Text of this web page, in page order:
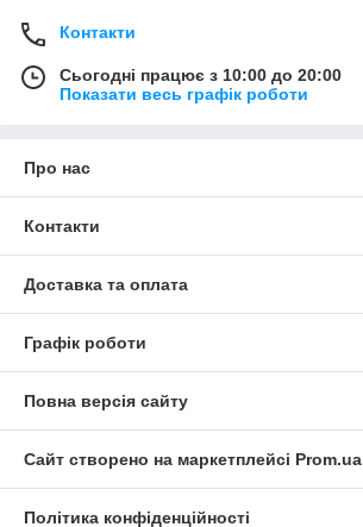
Контакти
Сьогодні працює з 10:00 до 20:00
Показати весь графік роботи
Про нас
Контакти
Доставка та оплата
Графік роботи
Повна версія сайту
Сайт створено на маркетплейсі Prom.ua
Політика конфіденційності